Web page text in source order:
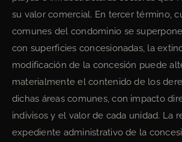
su valor comercial. En tercer término,
comunes del condominio se
con superficies concesionadas, la
modificación de la concesión puede
materialmente el contenido de los
dichas áreas comunes, con impacto
indivisos y el valor de cada unidad. La
expediente administrativo de la